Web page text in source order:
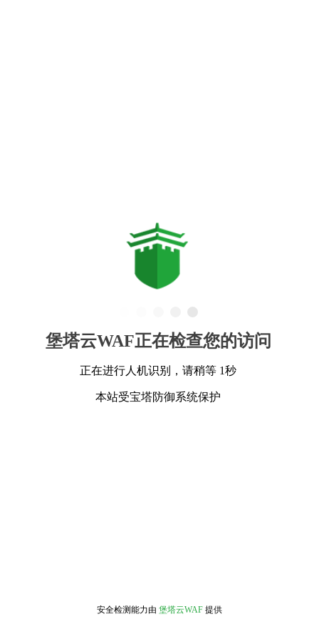
堡塔云WAF正在检查您的访问
正在进行人机识别，请稍等 1秒
本站受宝塔防御系统保护
安全检测能力由 堡塔云WAF 提供